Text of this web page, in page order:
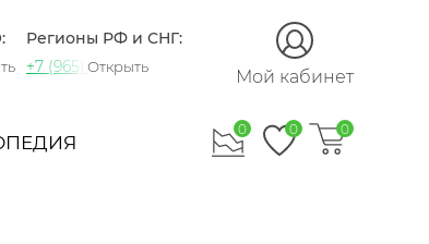
Регионы РФ и СНГ:
+7 (965) 420-10-10
Открыть Мой кабинет
0 0 0